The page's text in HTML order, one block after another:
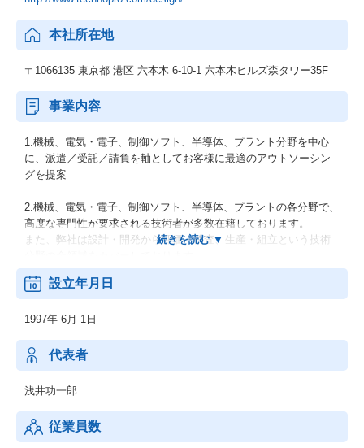
本社所在地
〒1066135 東京都 港区 六本木 6-10-1 六本木ヒルズ森タワー35F
事業内容
1.機械、電気・電子、制御ソフト、半導体、プラント分野を中心
に、派遣／受託／請負を軸としてお客様に最適のアウトソーシン
グを提案
2.機械、電気・電子、制御ソフト、半導体、プラントの各分野で、
高度な専門性が要求される技術者が多数在籍しております。
また、弊社は設計・開発から評価・検査、生産・組立という技術
設立年月日
1997年 6月 1日
代表者
浅井功一郎
従業員数